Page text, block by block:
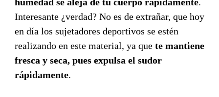
Interesante ¿verdad? No es de extrañar, que hoy
en día los sujetadores deportivos se estén
realizando en este material, ya que te mantiene
fresca y seca, pues expulsa el sudor
rápidamente.